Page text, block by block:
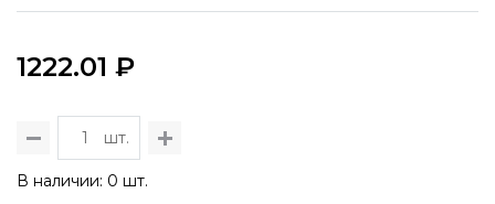
1222.01 ₽
шт.
В наличии: 0 шт.